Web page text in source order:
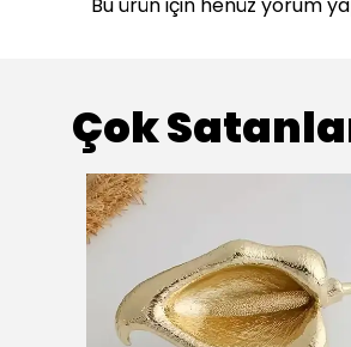
Çok